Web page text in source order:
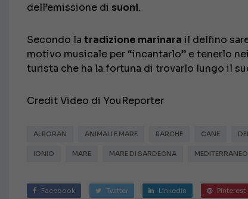
dell’emissione di suoni.
Secondo la tradizione marinara il delfino
motivo musicale per “incantarlo” e tenerlo
turista che ha la fortuna di trovarlo lungo il
Credit Video di YouReporter
ALBORAN ANIMALI E MARE BARCHE CANE
IONIO MARE MARE DI SARDEGNA MEDITERRANEO
Facebook Twitter Linkedin Pinterest